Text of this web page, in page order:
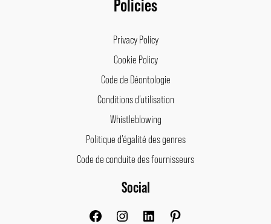
Privacy Policy
Cookie Policy
Code de Déontologie
Conditions d’utilisation
Whistleblowing
Politique d’égalité des genres
Code de conduite des fournisseurs
Social
FacebookInstagram